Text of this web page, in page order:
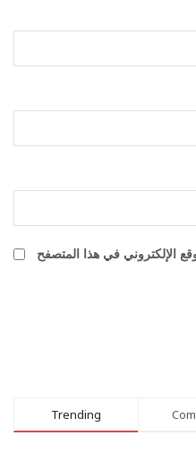
الإلكتروني في هذا المتصفح
Trending